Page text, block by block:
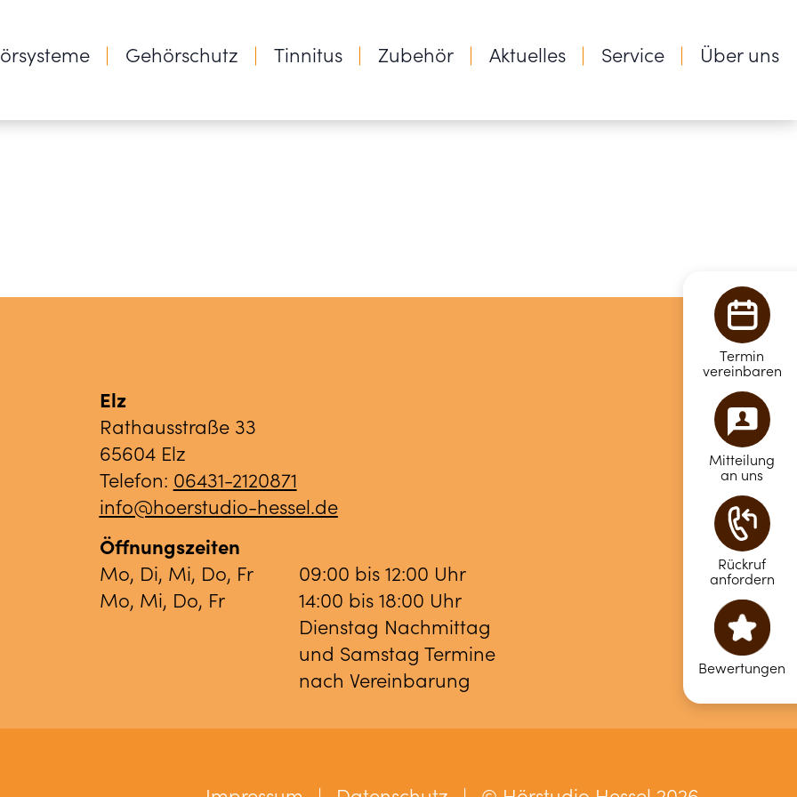
Gehörschutz Tinnitus Zubehör Aktuelles Service Über uns
Termin
vereinbaren
Mitteilung
an uns
Rückruf
anfordern
Bewertungen
Elz
Rathausstraße 33
65604 Elz
Telefon: 06431-2120871
info@hoerstudio-hessel.de
Öffnungszeiten
Mo, Di, Mi, Do, Fr
09:00 bis 12:00 Uhr
Mo, Mi, Do, Fr
14:00 bis 18:00 Uhr
Dienstag Nachmittag
und Samstag Termine
nach Vereinbarung